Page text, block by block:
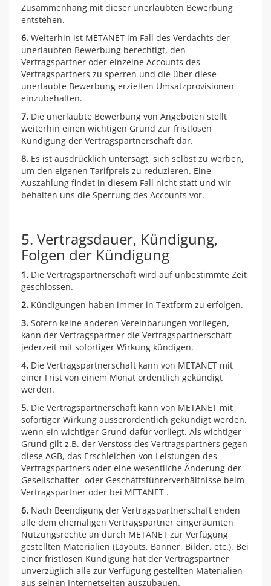
Zusammenhang mit dieser unerlaubten Bewerbung
entstehen.
6. Weiterhin ist METANET im Fall des Verdachts der
unerlaubten Bewerbung berechtigt, den
Vertragspartner oder einzelne Accounts des
Vertragspartners zu sperren und die über diese
unerlaubte Bewerbung erzielten Umsatzprovisionen
einzubehalten.
7. Die unerlaubte Bewerbung von Angeboten stellt
weiterhin einen wichtigen Grund zur fristlosen
Kündigung der Vertragspartnerschaft dar.
8. Es ist ausdrücklich untersagt, sich selbst zu werben,
um den eigenen Tarifpreis zu reduzieren. Eine
Auszahlung findet in diesem Fall nicht statt und wir
behalten uns die Sperrung des Accounts vor.
5. Vertragsdauer, Kündigung,
Folgen der Kündigung
1. Die Vertragspartnerschaft wird auf unbestimmte Zeit
geschlossen.
2. Kündigungen haben immer in Textform zu erfolgen.
3. Sofern keine anderen Vereinbarungen vorliegen,
kann der Vertragspartner die Vertragspartnerschaft
jederzeit mit sofortiger Wirkung kündigen.
4. Die Vertragspartnerschaft kann von METANET mit
einer Frist von einem Monat ordentlich gekündigt
werden.
5. Die Vertragspartnerschaft kann von METANET mit
sofortiger Wirkung ausserordentlich gekündigt werden,
wenn ein wichtiger Grund dafür vorliegt. Als wichtiger
Grund gilt z.B. der Verstoss des Vertragspartners gegen
diese AGB, das Erschleichen von Leistungen des
Vertragspartners oder eine wesentliche Änderung der
Gesellschafter- oder Geschäftsführerverhältnisse beim
Vertragspartner oder bei METANET .
6. Nach Beendigung der Vertragspartnerschaft enden
alle dem ehemaligen Vertragspartner eingeräumten
Nutzungsrechte an durch METANET zur Verfügung
gestellten Materialien (Layouts, Banner, Bilder, etc.). Bei
einer fristlosen Kündigung hat der Vertragspartner
unverzüglich alle zur Verfügung gestellten Materialien
aus seinen Internetseiten auszubauen.